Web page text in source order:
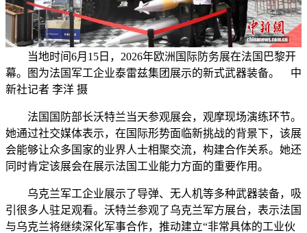
当地时间6月15日，2026年欧洲国际防务展在法国巴黎开
幕。图为法国军工企业泰雷兹集团展示的新式武器装备。 中
新社记者 李洋 摄
法国国防部长沃特兰当天参观展会，观摩现场演练环节。
她通过社交媒体表示，在国际形势面临新挑战的背景下，该展
会能够让众多国家的业界人士相聚交流，构建合作关系。她还
同时肯定该展会在展示法国工业能力方面的重要作用。
乌克兰军工企业展示了导弹、无人机等多种武器装备，吸
引很多人驻足观看。沃特兰参观了乌克兰军方展台，表示法国
与乌克兰将继续深化军事合作，推动建立“非常具体的工业伙